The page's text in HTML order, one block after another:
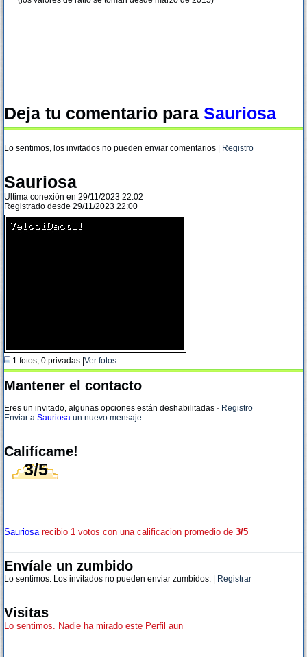
Deja tu comentario para Sauriosa
Lo sentimos, los invitados no pueden enviar comentarios | Registro
Sauriosa
Ultima conexión en 29/11/2023 22:02
Registrado desde 29/11/2023 22:00
1 fotos, 0 privadas | Ver fotos
Mantener el contacto
Eres un invitado, algunas opciones están deshabilitadas · Registro
Enviar a Sauriosa un nuevo mensaje
Califícame!
3/5
Sauriosarecibio 1 votos con una calificacion promedio de 3/5
Envíale un zumbido
Lo sentimos. Los invitados no pueden enviar zumbidos. | Registrar
Visitas
Lo sentimos. Nadie ha mirado este Perfil aun